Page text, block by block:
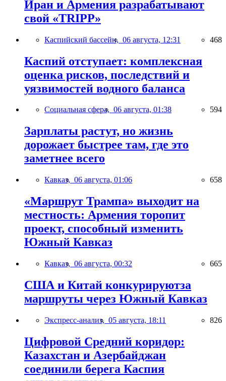
Иран и Армения разрабатывают
свой «TRIPP»
Каспийский бассейн, 06 августа, 12:31 468
Каспий отступает: комплексная
оценка рисков, последствий и
уязвимостей водного баланса
Социальная сфера, 06 августа, 01:38 594
Зарплаты растут, но жизнь
дорожает быстрее там, где это
заметнее всего
Кавказ, 06 августа, 01:06 658
«Маршрут Трампа» выходит на
местность: Армения торопит
проект, способный изменить
Южный Кавказ
Кавказ, 06 августа, 00:32 665
США и Китай конкурируютза
маршруты через Южный Кавказ
Экспресс-анализ, 05 августа, 18:11 826
Цифровой Средний коридор:
Казахстан и Азербайджан
соединили берега Каспия